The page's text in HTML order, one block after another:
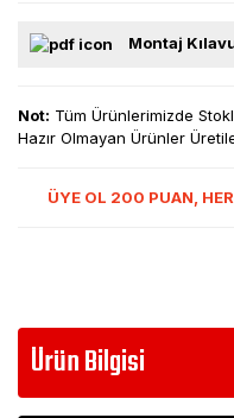
Montaj
Not: Tüm Ürünlerimizde
Hazır Olmayan Ürünler
ÜYE OL 200 PUAN,
Ürün Bilgisi